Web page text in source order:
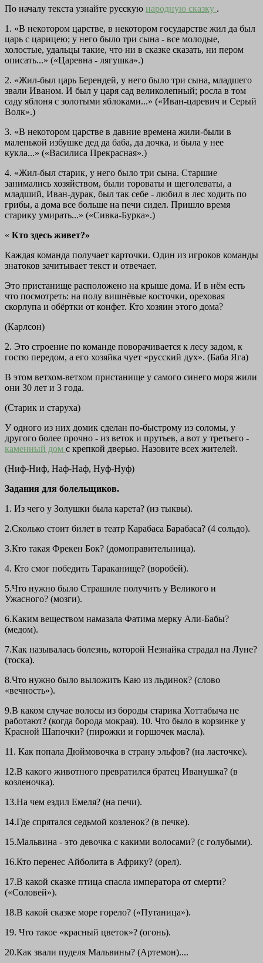
По началу текста узнайте русскую народную сказку .
1. «В некотором царстве, в некотором государстве жил да был
царь с царицею; у него было три сына - все молодые,
холостые, удальцы такие, что ни в сказке сказать, ни пером
описать...» («Царевна - лягушка».)
2. «Жил-был царь Берендей, у него было три сына, младшего
звали Иваном. И был у царя сад великолепный; росла в том
саду яблоня с золотыми яблоками...» («Иван-царевич и Серый
Волк».)
3. «В некотором царстве в давние времена жили-были в
маленькой избушке дед да баба, да дочка, и была у нее
кукла...» («Василиса Прекрасная».)
4. «Жил-был старик, у него было три сына. Старшие
занимались хозяйством, были тороваты и щеголеваты, а
младший, Иван-дурак, был так себе - любил в лес ходить по
грибы, а дома все больше на печи сидел. Пришло время
старику умирать...» («Сивка-Бурка».)
« Кто здесь живет?»
Каждая команда получает карточки. Один из игроков команды
знатоков зачитывает текст и отвечает.
Это пристанище расположено на крыше дома. И в нём есть
что посмотреть: на полу вишнёвые косточки, ореховая
скорлупа и обёртки от конфет. Кто хозяин этого дома?
(Карлсон)
2. Это строение по команде поворачивается к лесу задом, к
гостю передом, а его хозяйка чует «русский дух». (Баба Яга)
В этом ветхом-ветхом пристанище у самого синего моря жили
они 30 лет и 3 года.
(Старик и старуха)
У одного из них домик сделан по-быстрому из соломы, у
другого более прочно - из веток и прутьев, а вот у третьего -
каменный дом с крепкой дверью. Назовите всех жителей.
(Ниф-Ниф, Наф-Наф, Нуф-Нуф)
Задания для болельщиков.
1. Из чего у Золушки была карета? (из тыквы).
2.Сколько стоит билет в театр Карабаса Барабаса? (4 сольдо).
3.Кто такая Фрекен Бок? (домоправительница).
4. Кто смог победить Тараканище? (воробей).
5.Что нужно было Страшиле получить у Великого и
Ужасного? (мозги).
6.Каким веществом намазала Фатима мерку Али-Бабы?
(медом).
7.Как называлась болезнь, которой Незнайка страдал на Луне?
(тоска).
8.Что нужно было выложить Каю из льдинок? (слово
«вечность»).
9.В каком случае волосы из бороды старика Хоттабыча не
работают? (когда борода мокрая). 10. Что было в корзинке у
Красной Шапочки? (пирожки и горшочек масла).
11. Как попала Дюймовочка в страну эльфов? (на ласточке).
12.В какого животного превратился братец Иванушка? (в
козленочка).
13.На чем ездил Емеля? (на печи).
14.Где спрятался седьмой козленок? (в печке).
15.Мальвина - это девочка с какими волосами? (с голубыми).
16.Кто перенес Айболита в Африку? (орел).
17.В какой сказке птица спасла императора от смерти?
(«Соловей»).
18.В какой сказке море горело? («Путаница»).
19. Что такое «красный цветок»? (огонь).
20.Как звали пуделя Мальвины? (Артемон)....